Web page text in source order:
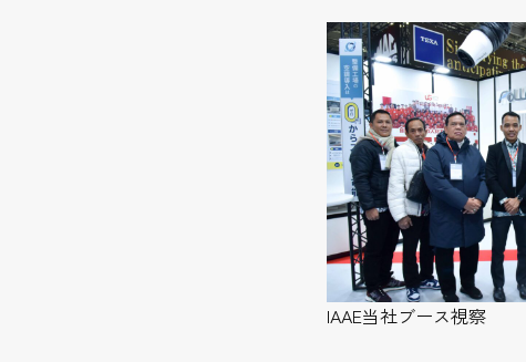
IAAE当社ブース視察